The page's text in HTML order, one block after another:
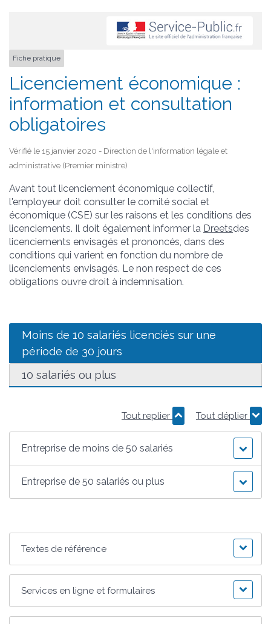
Fiche pratique
Licenciement économique :
information et consultation
obligatoires
Vérifié le 15 janvier 2020 - Direction de l'information légale et
administrative (Premier ministre)
Avant tout licenciement économique collectif,
l'employeur doit consulter le comité social et
économique (CSE) sur les raisons et les conditions des
licenciements. Il doit également informer la Dreetsdes
licenciements envisagés et prononcés, dans des
conditions qui varient en fonction du nombre de
licenciements envisagés. Le non respect de ces
obligations ouvre droit à indemnisation.
Moins de 10 salariés licenciés sur une
période de 30 jours
10 salariés ou plus
Tout replier Tout déplier
Entreprise de moins de 50 salariés
Entreprise de 50 salariés ou plus
Textes de référence
Services en ligne et formulaires